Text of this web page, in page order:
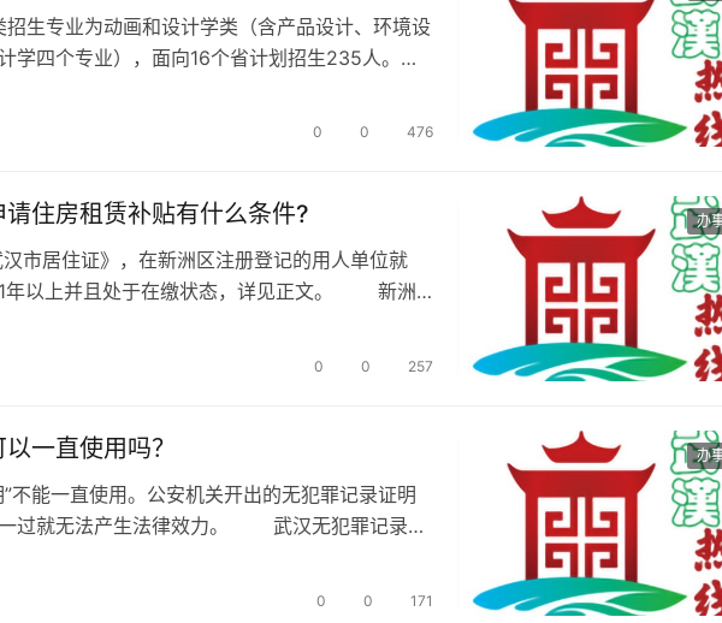
生专业为动画和设计学类（含产品设计、环境设
学四个专业），面向16个省计划招生235人。下
0 0 476
办
住房租赁补贴有什么条件?
市居住证》，在新洲区注册登记的用人单位就
1年以上并且处于在缴状态，详见正文。 新洲
0 0 257
办
一直使用吗？
”不能一直使用。公安机关开出的无犯罪记录证明
一过就无法产生法律效力。 武汉无犯罪记录证
0 0 171